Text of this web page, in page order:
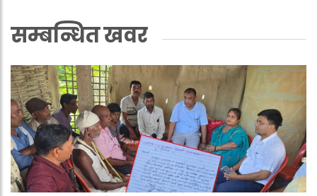
सम्बन्धित खवर